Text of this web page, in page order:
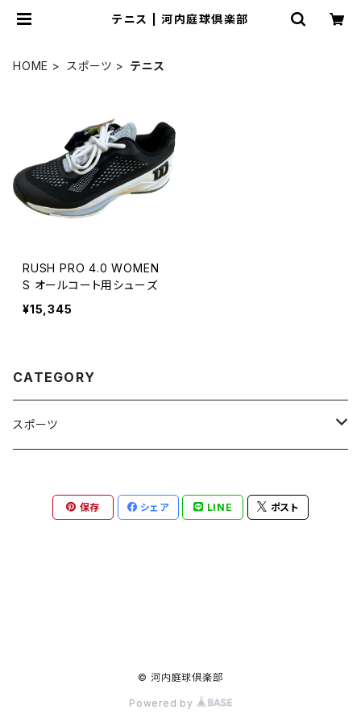
テニス | 河内庭球倶楽部
HOME スポーツ テニス
RUSH PRO 4.0 WOMEN
S オールコート用シューズ
¥15,345
CATEGORY
スポーツ
インソール
保存 シェア LINE ポスト
© 河内庭球倶楽部
Powered by